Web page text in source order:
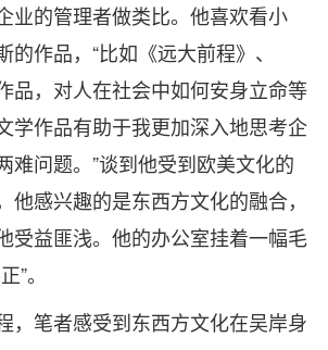
业的管理者做类比。他喜欢看小
作品，“比如《远大前程》、
品，对人在社会中如何安身立命等
学作品有助于我更加深入地思考企
难问题。”谈到他受到欧美文化的
他感兴趣的是东西方文化的融合，
受益匪浅。他的办公室挂着一幅毛
”。
，笔者感受到东西方文化在吴岸身